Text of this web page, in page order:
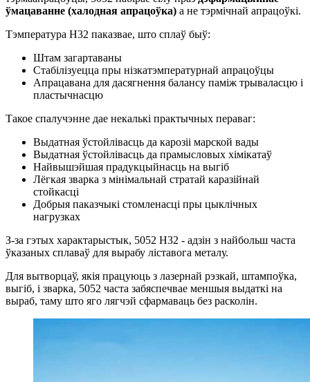
ўмацаванне (халодная апрацоўка) а не тэрмічнай апрацоўкі.
Тэмпература H32 паказвае, што сплаў быў:
Штам загартаваны
Стабілізуецца пры нізкатэмпературнай апрацоўцы
Апрацавана для дасягнення балансу паміж трываласцю і
пластычнасцю
Такое спалучэнне дае некалькі практычных пераваг:
Выдатная ўстойлівасць да карозіі марской вады
Выдатная ўстойлівасць да прамысловых хімікатаў
Найвышэйшая прадукцыйнасць на выгіб
Лёгкая зварка з мінімальнай стратай каразійнай
стойкасці
Добрыя паказчыкі стомленасці пры цыклічных
нагрузках
З-за гэтых характарыстык, 5052 H32 - адзін з найбольш часта
ўказаных сплаваў для вырабу ліставога металу.
Для вытворцаў, якія працуюць з лазернай рэзкай, штампоўка,
выгіб, і зварка, 5052 часта забяспечвае меншыя выдаткі на
выраб, таму што яго лягчэй сфармаваць без расколін.